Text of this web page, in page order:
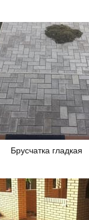
Брусчатка гладкая